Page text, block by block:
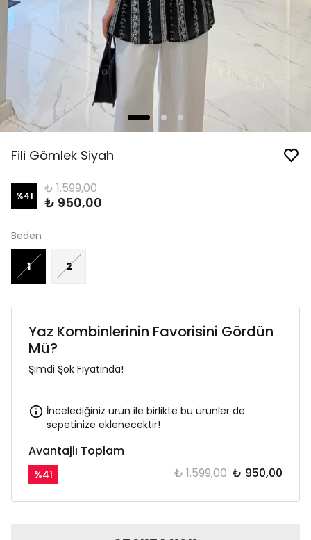
Fili Gömlek Siyah
%41 ₺ 1.599,00
₺ 950,00
Beden
1 2
Yaz Kombinlerinin Favorisini Gördün
Mü?
Şimdi Şok Fiyatında!
İncelediğiniz ürün ile birlikte bu ürünler de
sepetinize eklenecektir!
Avantajlı Toplam
%41 ₺ 1.599,00 ₺ 950,00